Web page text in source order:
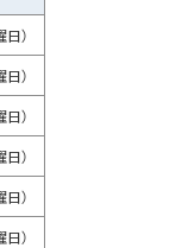
）
）
）
）
）
）